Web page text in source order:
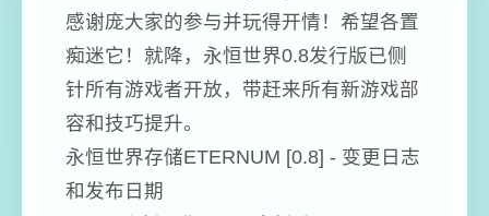
感谢庞大家的参与并玩得开情！希望各置
痴迷它！就降，永恒世界0.8发行版已侧
针所有游戏者开放，带赶来所有新游戏部
容和技巧提升。
永恒世界存储ETERNUM [0.8] - 变更日志
和发布日期